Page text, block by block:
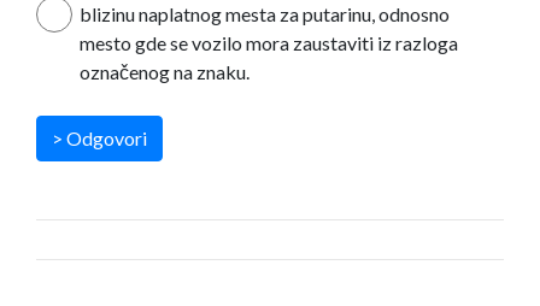
blizinu naplatnog mesta za putarinu, odnosno
mesto gde se vozilo mora zaustaviti iz razloga
označenog na znaku.
> Odgovori